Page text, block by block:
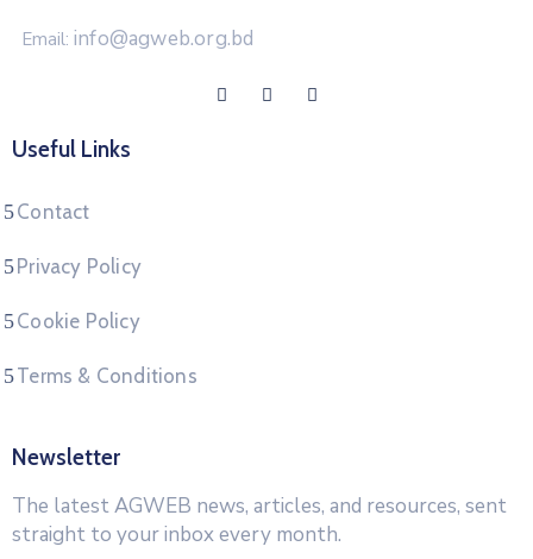
Email: info@agweb.org.bd
Useful Links
Contact
Privacy Policy
Cookie Policy
Terms & Conditions
Newsletter
The latest AGWEB news, articles, and resources, sent
straight to your inbox every month.